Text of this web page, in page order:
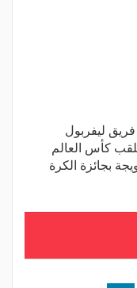
ليفربول
كأس العالم
تتويجة بجائزة الكرة